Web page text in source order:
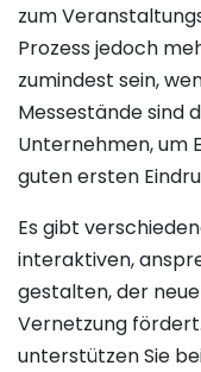
zum
Prozess jedoch
zumindest sein,
Messestände sind
Unternehmen, um
guten ersten
Es gibt
interaktiven,
gestalten, der
Vernetzung
unterstützen Sie